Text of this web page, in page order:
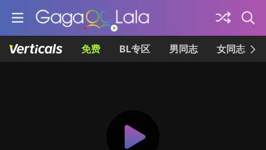
免费 BL专区 男同志 女同志